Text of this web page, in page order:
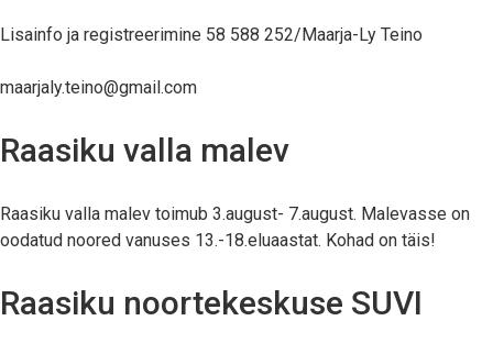
Lisainfo ja registreerimine 58 588 252/Maarja-Ly Teino
maarjaly.teino@gmail.com
Raasiku valla malev
Raasiku valla malev toimub 3.august- 7.august. Malevasse on
oodatud noored vanuses 13.-18.eluaastat. Kohad on täis!
Raasiku noortekeskuse SUVI